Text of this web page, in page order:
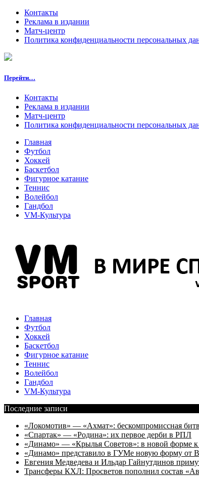
Контакты
Реклама в издании
Матч-центр
Политика конфиденциальности персональных
Перейти…
Контакты
Реклама в издании
Матч-центр
Политика конфиденциальности персональных
Главная
Футбол
Хоккей
Баскетбол
Фигурное катание
Теннис
Волейбол
Гандбол
VM-Культура
Главная
Футбол
Хоккей
Баскетбол
Фигурное катание
Теннис
Волейбол
Гандбол
VM-Культура
Последние записи
«Локомотив» — «Ахмат»: бескомпромиссная
«Спартак» — «Родина»: их первое дерби в РПЛ
«Динамо» — «Крылья Советов»: в новой форме
«Динамо» представило в ГУМе новую форму от
Евгения Медведева и Ильдар Гайнутдинов
Трансферы КХЛ: Просветов пополнил состав